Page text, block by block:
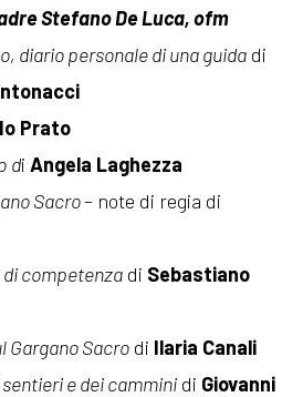
Stefano De Luca, ofm
diario personale di una guida di
Prato
diAngela Laghezza
Sacro– note di regia di
competenza di Sebastiano
Gargano Sacro di Ilaria Canali
e dei camminidi Giovanni